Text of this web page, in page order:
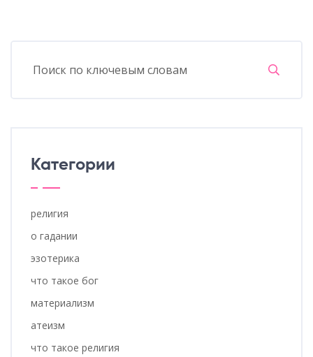
Категории
религия
о гадании
эзотерика
что такое бог
материализм
атеизм
что такое религия